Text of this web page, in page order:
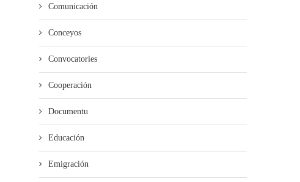
Comunicación
Conceyos
Convocatories
Cooperación
Documentu
Educación
Emigración